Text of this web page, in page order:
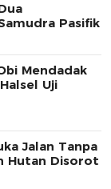
Pasifik
Mendadak
Uji
Jalan Tanpa
Hutan Disorot